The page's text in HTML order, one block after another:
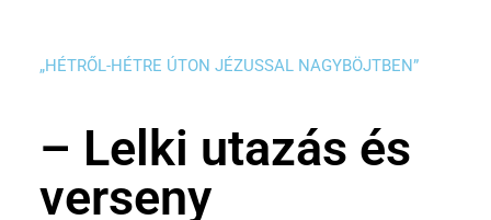
„HÉTRŐL-HÉTRE ÚTON JÉZUSSAL NAGYBÖJTBEN”
– Lelki utazás és
verseny